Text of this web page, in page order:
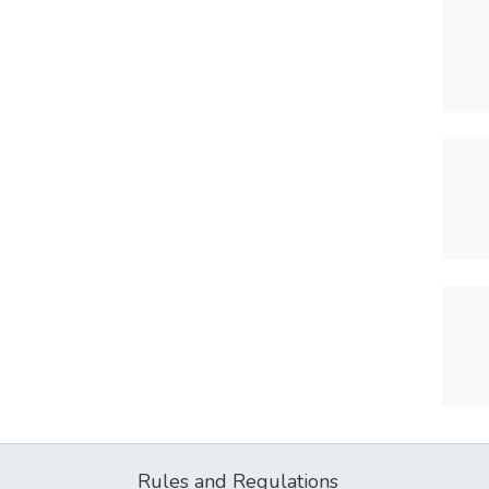
Rules and Regulations